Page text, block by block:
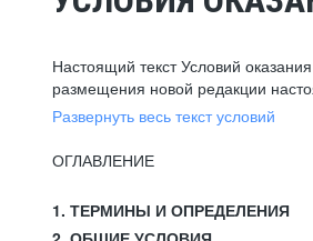
Настоящий текст Условий
размещения новой редакции
Развернуть весь текст условий
ОГЛАВЛЕНИЕ
1. ТЕРМИНЫ И ОПРЕДЕЛЕНИЯ